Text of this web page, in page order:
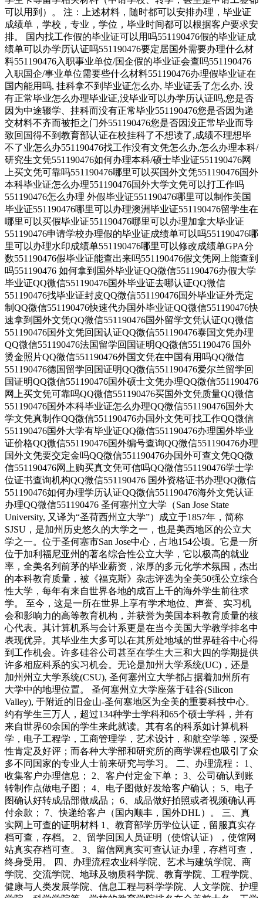
可以用到）。 注：上述材料，随时都可以安排办理，毕业证
成绩单，学校，专业，学位，毕业时间都可以根据客户要求安
排。 国内找工作假的毕业证可以用吗551190476假的毕业证成
绩单可以办学历认证吗551190476要定居国外需要办理什么材
料551190476入职事业单位/国企假的毕业证会查吗551190476
入职国企/事业单位需要些什么材料551190476办理假毕业证在
国内能用吗, 挂科拿不到毕业证怎么办, 毕业证丢了怎么办, 没
有正常毕业怎么办理毕业证,没毕业可以办学历认证吗,您是否
因为中途辍学、挂科而没有正常毕业551190476您是否因为递
交材料不齐而被拒之门外551190476您是否因没正常毕业而导
致回国得不到教育部认证在校挂科了不想读了,成绩不理想毕
不了业怎么办551190476找工作没有文凭怎么办,怎么办理本科/
研究生文凭551190476如何办理本科/硕士毕业证551190476网
上买文凭可靠吗551190476哪里可以买国外文凭551190476国外
本科毕业证怎么办理551190476国外大学文凭可以打工作吗
551190476怎么办理 外假毕业证551190476哪里可以制作美国
毕业证551190476哪里可以办理澳洲毕业证551190476留学生在
哪里可以买假毕业证551190476哪里可以办理加拿大毕业证
551190476申请学校办理假的毕业证成绩单可以吗551190476哪
里可以办理水印成绩单551190476哪里可以修改成绩单GPA分
数551190476假毕业证能查出来吗551190476假文凭网上能查到
吗551190476 如何拿到国外毕业证QQ微信551190476办假大学
毕业证QQ微信551190476国外毕业证去哪认证QQ微信
551190476找毕业证封皮QQ微信551190476国外毕业证外壳定
制QQ微信551190476快速代办国外毕业证QQ微信551190476快
速拿到国外文凭QQ微信551190476国外留学文凭认证QQ微信
551190476国外文凭回国认证QQ微信551190476泰国文凭办理
QQ微信551190476法国留学回国证明QQ微信551190476 国外
烫金照片QQ微信551190476外国文凭在中国有用吗QQ微信
551190476德国留学回国证明QQ微信551190476爱尔兰留学回
国证明QQ微信551190476国外硕士文凭办理QQ微信551190476
网上买文凭可靠吗QQ微信551190476买国外文凭质量QQ微信
551190476国外本科毕业证怎么办理QQ微信551190476国外大
学文凭真制作QQ微信551190476办国外文凭可找工作QQ微信
551190476国外大学有毕业证QQ微信551190476办理国外毕业
证价格QQ微信551190476国外编号查询QQ微信551190476办理
国外文凭要交定金吗QQ微信551190476办国外可查文凭QQ微
信551190476网上购买真文凭可信吗QQ微信551190476学士学
位证书查询机构QQ微信551190476 国外资格证书办理QQ微信
551190476如何办理学历认证QQ微信551190476海外文凭认证
办理QQ微信551190476 圣何塞州立大学（San Jose State
University, 又译为“圣荷西州立大学”）成立于1857年，简称
SJSU，是加州历史悠久的大学之一，也是美西地区的公立大
学之一。位于圣何塞市San Jose中心，占地154公顷。它是一所
位于加利福尼亚州的著名综合性公立大学，它以极高的就业
率，全美名列前茅的毕业薪资，浓厚的多元化学术氛围，杰出
的本科教育质量，被《福克斯》杂志评选为全美50强公立综合
性大学，每年有来自世界各地的成百上千的海外学生前往求
学。 至今，这是一所在世界上享有学术地位、声誉、实习机
会和影响力的高等教育机构，并获誉为美国本科教育质量的核
心代表。其计算机系与会计系更是在当今美国大学教学排名中
表现优异。其毕业生大多可以在其所处地域的世界硅谷中心得
到工作机会。许多硅谷公司甚至在学生大三和大四的学期提供
许多相应科系的实习机会。无论是加州大学系统(UC)，还是
加州州立大学系统(CSU), 圣何塞州立大学都占据着加州所有
大学中的地理位置。 圣何塞州立大学座落于硅谷(Silicon
Valley), 于附近的旧金山-圣何塞地区为全美的重要科技中心。
约有学生三万人，超过134种学士学科和65个硕士学科，并有
来自世界60余国的学生来此就读。其有名的科系如计算机科
学，电子工程学，工商管理学，艺术设计，和航空学等，深受
性肯定及好评；而各种大学部和研究所的商学课程也吸引了众
多不同国家的专业人士前来研究与学习。 二、办理流程： 1、
收集客户办理信息； 2、客户付定金下单； 3、公司确认到账
转制作点做电子图； 4、电子图做好发给客户确认； 5、电子
图确认好转成品部做成品； 6、成品做好拍照或者视频确认再
付余款； 7、快递给客户（国内顺丰，国外DHL）。 三、真
实网上可查的证明材料 1、教育部学历学位认证，留服真实存
档可查，存档。 2、留学回国人员证明（使馆认证），使馆网
站真实存档可查。 3、留信网真实可查认证办理，存档可查，
终身受用。 四、办理流程农业科学院、艺术与建筑学院、商
学院、交流学院、地球及物质科学院、教育学院、工程学院、
健康与人类发展学院、信息工程与科学学院、人文学院、护理